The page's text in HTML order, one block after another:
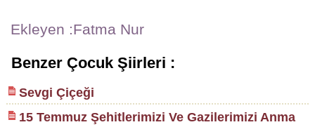
Ekleyen :Fatma Nur
Benzer Çocuk Şiirleri :
Sevgi Çiçeği
15 Temmuz Şehitlerimizi Ve Gazilerimizi Anma